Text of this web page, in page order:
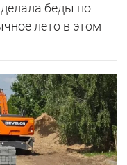
беды по
лето в этом